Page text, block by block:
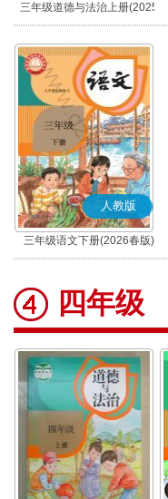
三年级道德与法治上册(2025
秋版)(部编版)
人教版
三年级语文下册(2026春版)
(部编版)
四年级